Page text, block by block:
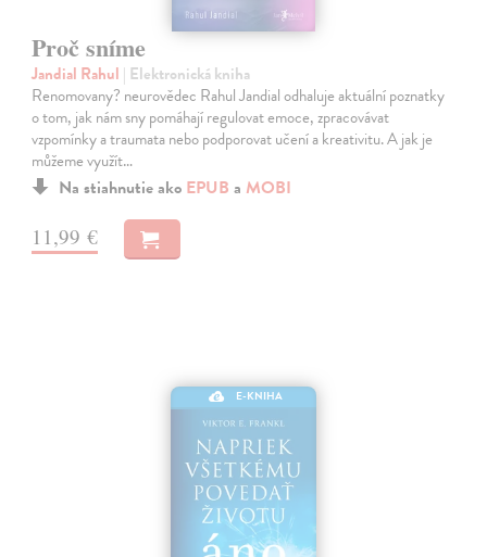
Proč sníme
Jandial Rahul | Elektronická kniha
Renomovany? neurovědec Rahul Jandial odhaluje aktuální poznatky
o tom, jak nám sny pomáhají regulovat emoce, zpracovávat
vzpomínky a traumata nebo podporovat učení a kreativitu. A jak je
můžeme využít…
Na stiahnutie ako EPUB a MOBI
11,99 €
E-KNIHA